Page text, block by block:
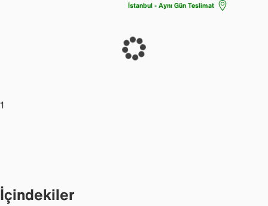
İstanbul - Aynı Gün Teslimat
1
İçindekiler